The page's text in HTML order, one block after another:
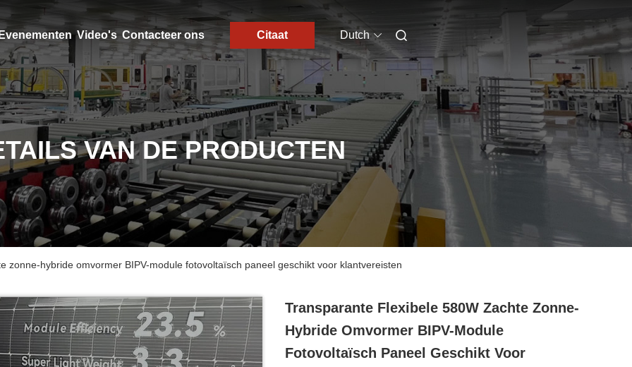
Evenementen Video's Contacteer ons Citaat Dutch
VAN DE PRODUCTEN
zonne-hybride omvormer BIPV-module fotovoltaïsch paneel geschikt voor klantvereisten
Transparante Flexibele 580W Zachte Zonne-
Hybride Omvormer BIPV-Module
Fotovoltaïsch Paneel Geschikt Voor